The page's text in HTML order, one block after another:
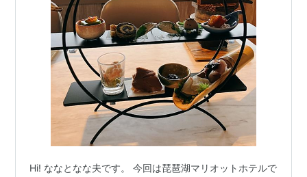
Hi! ななとなな夫です。 今回は琵琶湖マリオットホテルで